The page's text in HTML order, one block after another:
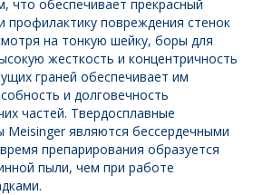
что обеспечивает прекрасный
профилактику повреждения стенок
на тонкую шейку, боры для
жесткость и концентричность
граней обеспечивает им
и долговечность
частей. Твердосплавные
Meisinger являются бессердечными
препарирования образуется
пыли, чем при работе